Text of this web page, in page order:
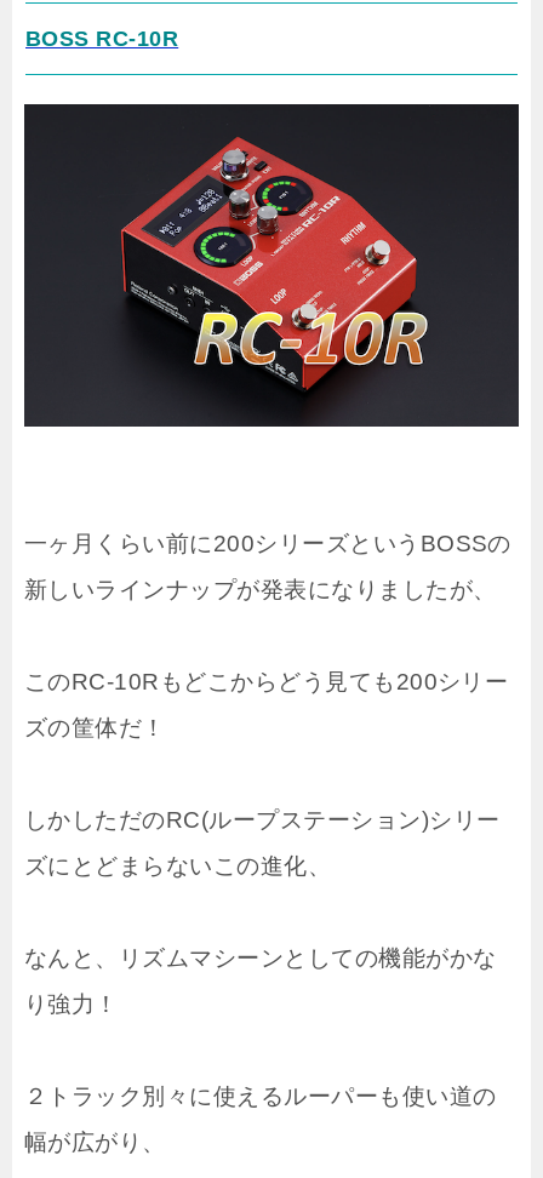
BOSS RC-10R
一ヶ月くらい前に200シリーズというBOSSの
新しいラインナップが発表になりましたが、
このRC-10Rもどこからどう見ても200シリー
ズの筐体だ！
しかしただのRC(ループステーション)シリー
ズにとどまらないこの進化、
なんと、リズムマシーンとしての機能がかな
り強力！
２トラック別々に使えるルーパーも使い道の
幅が広がり、